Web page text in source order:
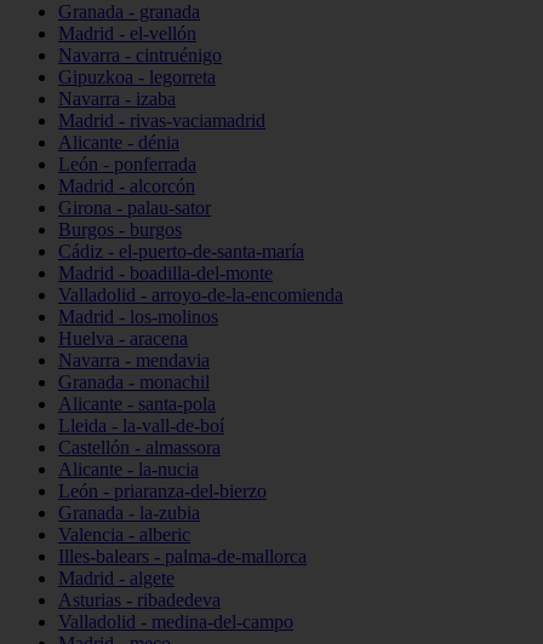
Granada - granada
Madrid - el-vellón
Navarra - cintruénigo
Gipuzkoa - legorreta
Navarra - izaba
Madrid - rivas-vaciamadrid
Alicante - dénia
León - ponferrada
Madrid - alcorcón
Girona - palau-sator
Burgos - burgos
Cádiz - el-puerto-de-santa-maría
Madrid - boadilla-del-monte
Valladolid - arroyo-de-la-encomienda
Madrid - los-molinos
Huelva - aracena
Navarra - mendavia
Granada - monachil
Alicante - santa-pola
Lleida - la-vall-de-boí
Castellón - almassora
Alicante - la-nucia
León - priaranza-del-bierzo
Granada - la-zubia
Valencia - alberic
Illes-balears - palma-de-mallorca
Madrid - algete
Asturias - ribadedeva
Valladolid - medina-del-campo